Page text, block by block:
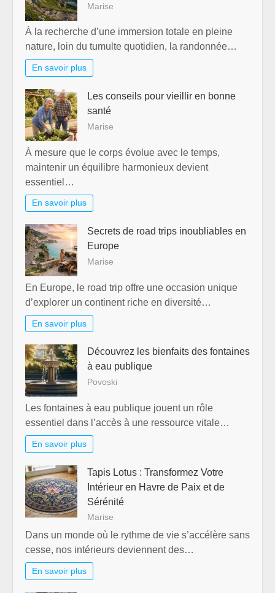
Marise
À la recherche d’une immersion totale en pleine
nature, loin du tumulte quotidien, la randonnée…
En savoir plus
Les conseils pour vieillir en bonne
santé
Marise
À mesure que le corps évolue avec le temps,
maintenir un équilibre harmonieux devient
essentiel…
En savoir plus
Secrets de road trips inoubliables en
Europe
Marise
En Europe, le road trip offre une occasion unique
d’explorer un continent riche en diversité…
En savoir plus
Découvrez les bienfaits des fontaines
à eau publique
Povoski
Les fontaines à eau publique jouent un rôle
essentiel dans l’accès à une ressource vitale…
En savoir plus
Tapis Lotus : Transformez Votre
Intérieur en Havre de Paix et de
Sérénité
Marise
Dans un monde où le rythme de vie s’accélère sans
cesse, nos intérieurs deviennent des…
En savoir plus